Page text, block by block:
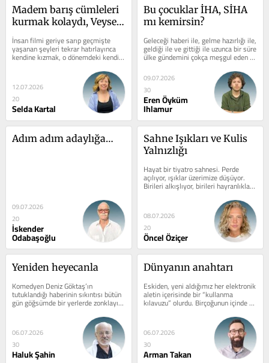
Madem barış cümleleri
kurmak kolaydı, Veysel
ve yüz iki canımıza
neden kıydınız?’
İnsan filmi geriye sarıp geçmişte
yaşanan şeyleri tekrar hatırlayınca
kendine kızmak, o dönemdeki kendini
sorgulayıp yerden yere vurmaktan...
12.07.2026
20
Selda Kartal
Bu çocuklar İHA, SİHA
mı kemirsin?
Geleceği haberi ile, gelme hazırlığı ile,
geldiği ile ve gittiği ile uzunca bir süre
ülke gündemini çokça meşgul eden
NATO Zirvesi sona...
09.07.2026
30
Eren Öyküm
Ihlamur
Adım adım adaylığa…
09.07.2026
20
İskender
Odabaşoğlu
Sahne Işıkları ve Kulis
Yalnızlığı
Hayat bir tiyatro sahnesi. Perde
açılıyor, ışıklar üzerimize düşüyor.
Birileri alkışlıyor, birileri hayranlıkla
bakıyor. O an kendimizi...
08.07.2026
20
Öncel Öziçer
Yeniden heyecanla
Komedyen Deniz Göktaş’ın
tutuklandığı haberinin sıkıntısı bütün
gün göğsümde bir yerlerde zonklayıp
durdu. Gün boyu onunla...
06.07.2026
30
Haluk Şahin
Dünyanın anahtarı
Eskiden, yeni aldığımız her elektronik
aletin içerisinde bir “kullanma
kılavuzu” olurdu. Birçoğunun içinde de
hala var. Aslında, sebebi...
06.07.2026
30
Arman Takan